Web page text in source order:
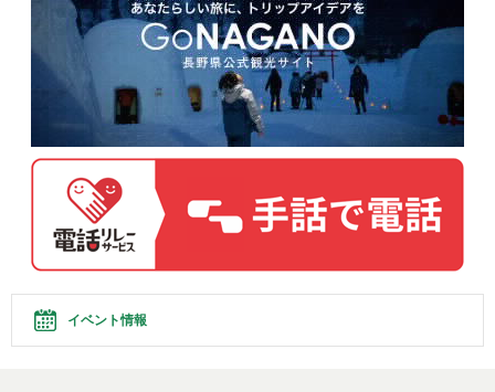
イベント情報